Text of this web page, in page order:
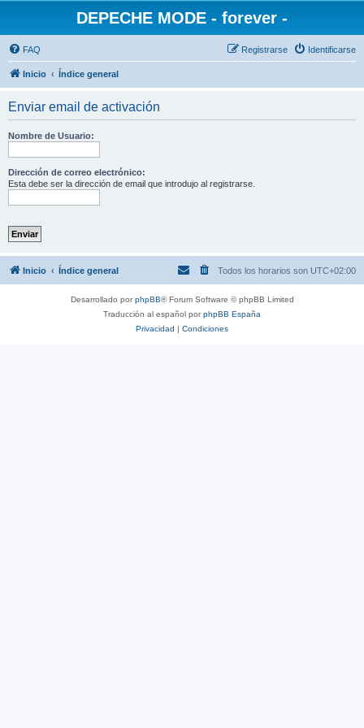
DEPECHE MODE - forever -
FAQ Identificarse
Registrarse
Inicio Índice general
Enviar email de activación
Nombre de Usuario:
Dirección de correo electrónico:
Esta debe ser la dirección de email que introdujo al registrarse.
Inicio Índice general Todos los horarios son UTC+02:00
Desarrollado porphpBB® Forum Software © phpBB Limited
Traducción al español porphpBB España
Privacidad | Condiciones